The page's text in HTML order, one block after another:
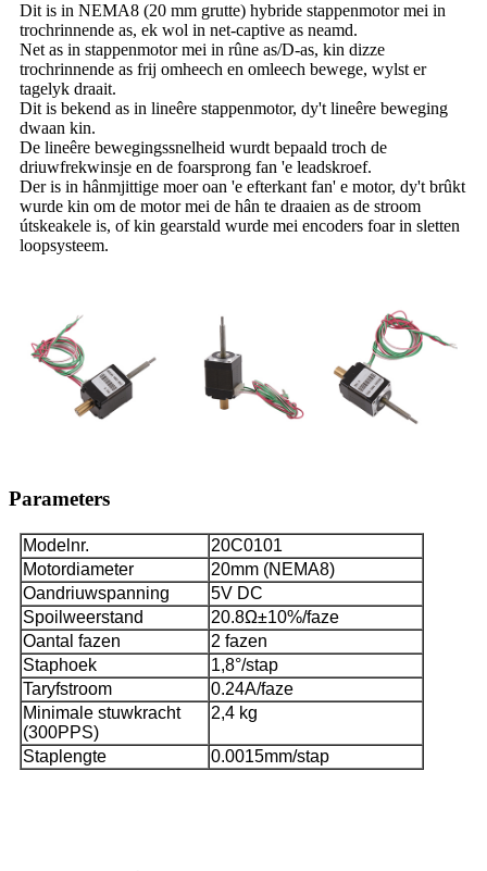
Dit is in NEMA8 (20 mm grutte) hybride stappenmotor mei in
trochrinnende as, ek wol in net-captive as neamd.
Net as in stappenmotor mei in rûne as/D-as, kin dizze
trochrinnende as frij omheech en omleech bewege, wylst er
tagelyk draait.
Dit is bekend as in lineêre stappenmotor, dy't lineêre beweging
dwaan kin.
De lineêre bewegingssnelheid wurdt bepaald troch de
driuwfrekwinsje en de foarsprong fan 'e leadskroef.
Der is in hânmjittige moer oan 'e efterkant fan' e motor, dy't brûkt
wurde kin om de motor mei de hân te draaien as de stroom
útskeakele is, of kin gearstald wurde mei encoders foar in sletten
loopsysteem.
Parameters
Modelnr.
20C0101
Motordiameter
20mm (NEMA8)
Oandriuwspanning
5V DC
Spoilweerstand
20.8Ω±10%/faze
Oantal fazen
2 fazen
Staphoek
1,8°/stap
Taryfstroom
0.24A/faze
Minimale stuwkracht
(300PPS)
2,4 kg
Staplengte 0.0015mm/stap